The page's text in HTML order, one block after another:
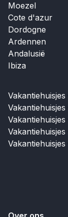
Moezel
Cote d'azur
Dordogne
Ardennen
Andalusië
Ibiza